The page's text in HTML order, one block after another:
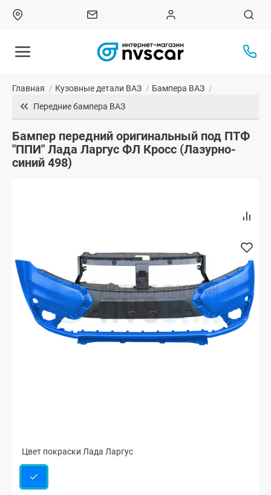
Главная / Кузовные детали ВАЗ / Бампера ВАЗ /
Передние бампера ВАЗ
Бампер передний оригинальный под ПТФ
"ППИ" Лада Ларгус ФЛ Кросс (Лазурно-
синий 498)
Цвет покраски Лада Ларгус